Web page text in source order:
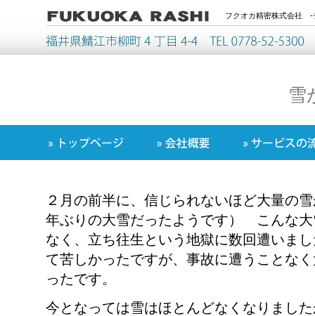
フクオカ精密株式会社 -
雪
２月の前半に、信じられないほど大量の
年ぶりの大雪だったようです） こんな
なく、立ち往生という地獄に数回遭いま
て苦しかったですが、事故に遭うことな
ったです。
今となっては雪はほとんどなくなりまし